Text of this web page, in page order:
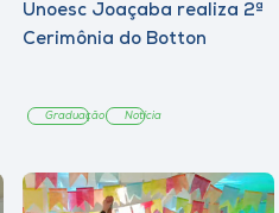
Unoesc Joaçaba realiza 2ª
Cerimônia do Botton
Graduação Notícia